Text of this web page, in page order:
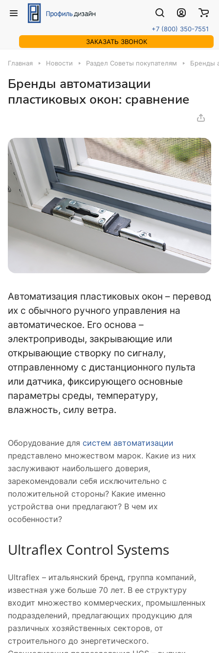
+7 (800) 350-7551
ЗАКАЗАТЬ ЗВОНОК
Главная Новости Раздел Советы покупателям Бренды
Бренды автоматизации
пластиковых окон: сравнение
Автоматизация пластиковых окон – перевод
их с обычного ручного управления на
автоматическое. Его основа –
электроприводы, закрывающие или
открывающие створку по сигналу,
отправленному с дистанционного пульта
или датчика, фиксирующего основные
параметры среды, температуру,
влажность, силу ветра.
Оборудование для систем автоматизации
представлено множеством марок. Какие из них
заслуживают наибольшего доверия,
зарекомендовали себя исключительно с
положительной стороны? Какие именно
устройства они предлагают? В чем их
особенности?
Ultraflex Control Systems
Ultraflex – итальянский бренд, группа компаний,
известная уже больше 70 лет. В ее структуру
входит множество коммерческих, промышленных
подразделений, предлагающих продукцию для
различных хозяйственных секторов, от
строительного до энергетического.